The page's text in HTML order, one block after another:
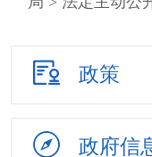
政策
政府信